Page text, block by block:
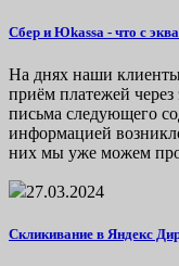
Сбер и Юkassa - что с
На днях наши
приём платежей
письма следующего
информацией
них мы уже можем
27.03.2024
Скликивание в Яндекс